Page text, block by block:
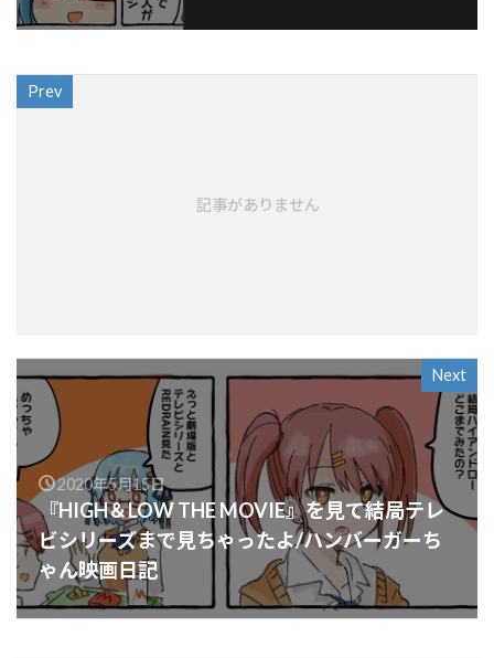
Prev
記事がありません
Next
2020年5月15日
『HIGH＆LOW THE MOVIE』を見て結局テレ
ビシリーズまで見ちゃったよ/ハンバーガーち
ゃん映画日記